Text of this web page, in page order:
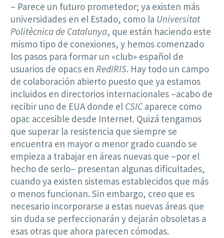
– Parece un futuro prometedor; ya existen más
universidades en el Estado, como la Universitat
Politècnica de Catalunya, que están haciendo este
mismo tipo de conexiones, y hemos comenzado
los pasos para formar un «club» español de
usuarios de opacs en RedIRIS. Hay todo un campo
de colaboración abierto puesto que ya estamos
incluidos en directorios internacionales –acabo de
recibir uno de EUA donde el CSICaparece como
opac accesible desde Internet. Quizá tengamos
que superar la resistencia que siempre se
encuentra en mayor o menor grado cuando se
empieza a trabajar en áreas nuevas que –por el
hecho de serlo– presentan algunas dificultades,
cuando ya existen sistemas establecidos que más
o menos funcionan. Sin embargo, creo que es
necesario incorporarse a estas nuevas áreas que
sin duda se perfeccionarán y dejarán obsoletas a
esas otras que ahora parecen cómodas.